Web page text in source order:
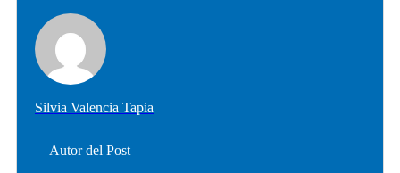
Silvia Valencia Tapia
Autor del Post